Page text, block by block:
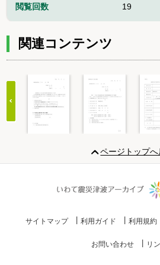
閲覧回数 19
関連コンテンツ
20
ページトップへ
サイトマップ 利用ガイド 利用規約
お問い合わせ リ